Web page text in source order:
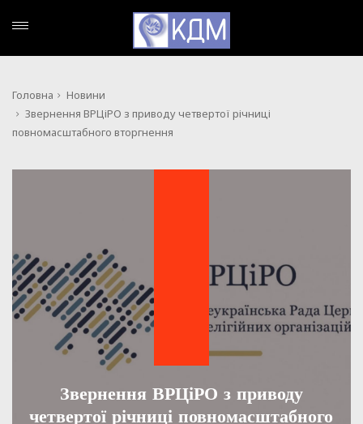
Головна
Новини
Звернення ВРЦіРО з приводу четвертої річниці
повномасштабного вторгнення
Звернення ВРЦіРО з приводу
четвертої річниці повномасштабного